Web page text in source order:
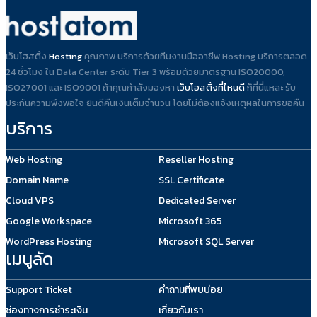
เว็บโฮสติ้ง Hostingคุณภาพ บริการด้วยทีมงานมืออาชีพ Hosting บริการตลอด
24 ชั่วโมง ใน Data Center ระดับ Tier 3 พร้อมด้วยมาตรฐาน ISO20000,
ISO27001 และ ISO9001 ถ้าคุณกำลังมองหา เว็บโฮสติ้งที่ไหนดีก็ที่นี่แหละ รับ
ประกันความพึงพอใจ ยินดีคืนเงินเต็มจำนวน โดยไม่ต้องแจ้งเหตุผลในการขอคืน
บริการ
Web Hosting
Domain Name
Cloud VPS
Google Workspace
WordPress Hosting
Reseller Hosting
SSL Certificate
Dedicated Server
Microsoft 365
Microsoft SQL Server
เมนูลัด
Support Ticket
ช่องทางการชำระเงิน
คำถามที่พบบ่อย
เกี่ยวกับเรา